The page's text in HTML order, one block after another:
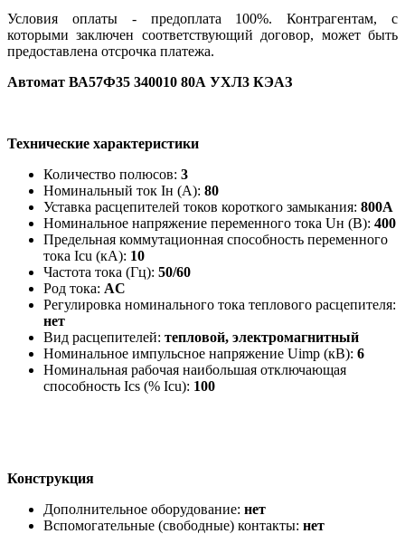
Условия оплаты - предоплата 100%. Контрагентам, с
которыми заключен соответствующий договор, может быть
предоставлена отсрочка платежа.
Автомат ВА57Ф35 340010 80А УХЛ3 КЭАЗ
Технические характеристики
Количество полюсов: 3
Номинальный ток Iн (А): 80
Уставка расцепителей токов короткого замыкания: 800А
Номинальное напряжение переменного тока Uн (В): 400
Предельная коммутационная способность переменного
тока Icu (кА): 10
Частота тока (Гц): 50/60
Род тока: AC
Регулировка номинального тока теплового расцепителя:
нет
Вид расцепителей: тепловой, электромагнитный
Номинальное импульсное напряжение Uimp (кВ): 6
Номинальная рабочая наибольшая отключающая
способность Ics (% Icu): 100
Конструкция
Дополнительное оборудование: нет
Вспомогательные (свободные) контакты: нет